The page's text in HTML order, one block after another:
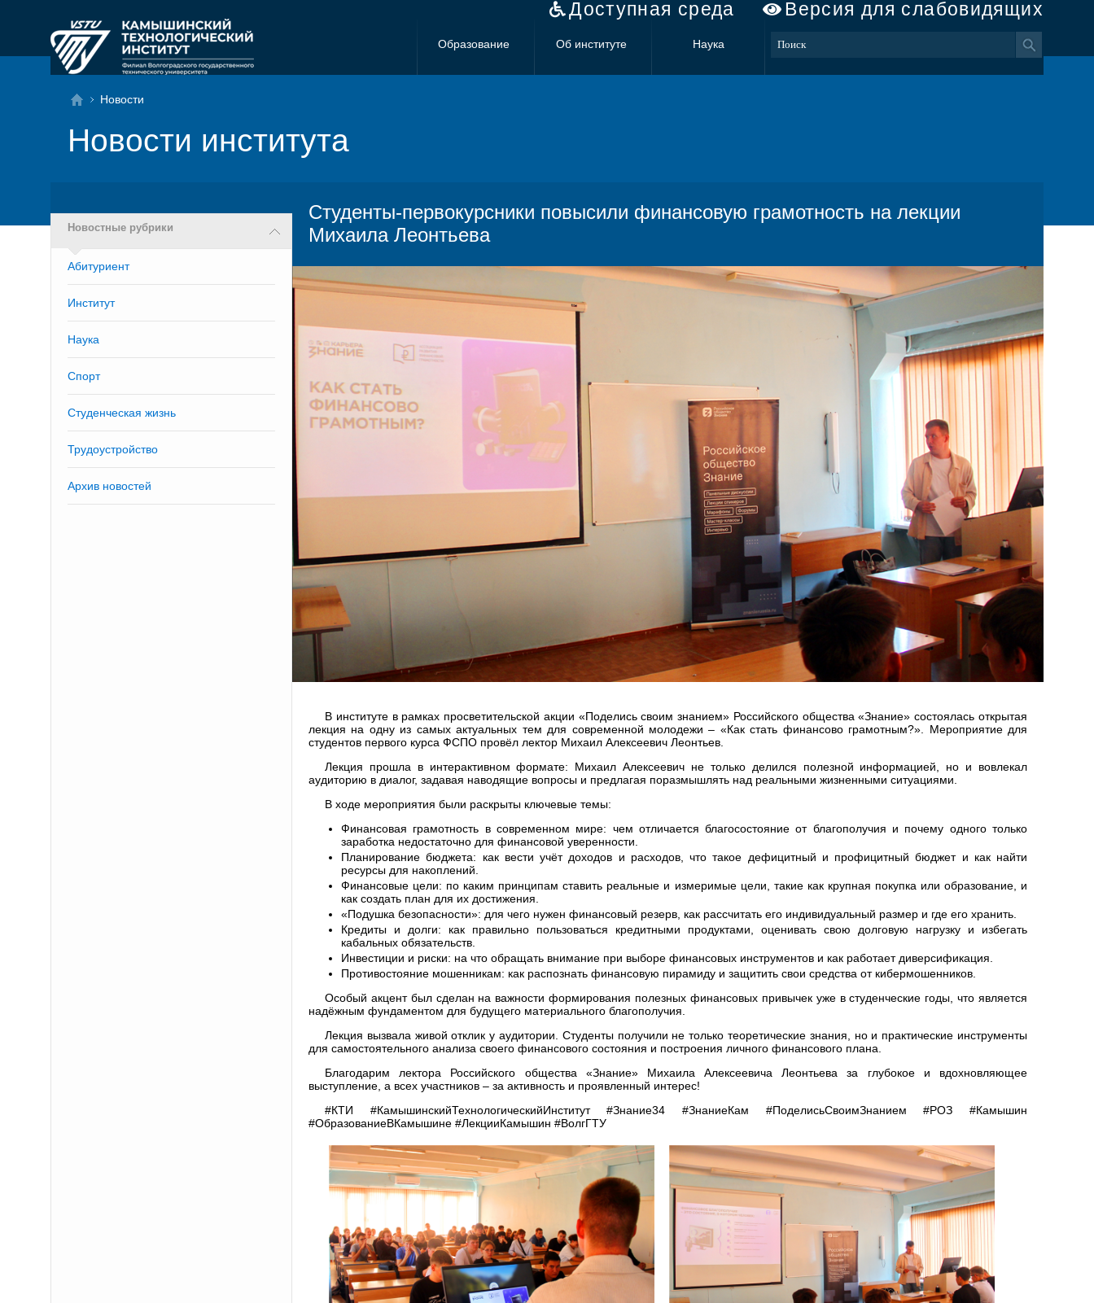
Доступная среда Версия для слабовидящих
Образование Об институте Наука
Новости
Новости института
Новостные рубрики
Абитуриент
Институт
Наука
Спорт
Студенческая жизнь
Трудоустройство
Архив новостей
Студенты-первокурсники повысили финансовую грамотность на лекции
Михаила Леонтьева
В институте в рамках просветительской акции «Поделись своим знанием» Российского общества «Знание» состоялась открытая
лекция на одну из самых актуальных тем для современной молодежи – «Как стать финансово грамотным?». Мероприятие для
студентов первого курса ФСПО провёл лектор Михаил Алексеевич Леонтьев.
Лекция прошла в интерактивном формате: Михаил Алексеевич не только делился полезной информацией, но и вовлекал
аудиторию в диалог, задавая наводящие вопросы и предлагая поразмышлять над реальными жизненными ситуациями.
В ходе мероприятия были раскрыты ключевые темы:
Финансовая грамотность в современном мире: чем отличается благосостояние от благополучия и почему одного только
заработка недостаточно для финансовой уверенности.
Планирование бюджета: как вести учёт доходов и расходов, что такое дефицитный и профицитный бюджет и как найти
ресурсы для накоплений.
Финансовые цели: по каким принципам ставить реальные и измеримые цели, такие как крупная покупка или образование, и
как создать план для их достижения.
«Подушка безопасности»: для чего нужен финансовый резерв, как рассчитать его индивидуальный размер и где его хранить.
Кредиты и долги: как правильно пользоваться кредитными продуктами, оценивать свою долговую нагрузку и избегать
кабальных обязательств.
Инвестиции и риски: на что обращать внимание при выборе финансовых инструментов и как работает диверсификация.
Противостояние мошенникам: как распознать финансовую пирамиду и защитить свои средства от кибермошенников.
Особый акцент был сделан на важности формирования полезных финансовых привычек уже в студенческие годы, что является
надёжным фундаментом для будущего материального благополучия.
Лекция вызвала живой отклик у аудитории. Студенты получили не только теоретические знания, но и практические инструменты
для самостоятельного анализа своего финансового состояния и построения личного финансового плана.
Благодарим лектора Российского общества «Знание» Михаила Алексеевича Леонтьева за глубокое и вдохновляющее
выступление, а всех участников – за активность и проявленный интерес!
#КТИ #КамышинскийТехнологическийИнститут #Знание34 #ЗнаниеКам #ПоделисьСвоимЗнанием #РОЗ #Камышин
#ОбразованиеВКамышине #ЛекцииКамышин #ВолгГТУ